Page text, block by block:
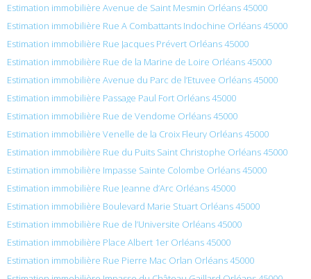
Estimation immobilière Avenue de Saint Mesmin Orléans 45000
Estimation immobilière Rue A Combattants Indochine Orléans 45000
Estimation immobilière Rue Jacques Prévert Orléans 45000
Estimation immobilière Rue de la Marine de Loire Orléans 45000
Estimation immobilière Avenue du Parc de l’Etuvee Orléans 45000
Estimation immobilière Passage Paul Fort Orléans 45000
Estimation immobilière Rue de Vendome Orléans 45000
Estimation immobilière Venelle de la Croix Fleury Orléans 45000
Estimation immobilière Rue du Puits Saint Christophe Orléans 45000
Estimation immobilière Impasse Sainte Colombe Orléans 45000
Estimation immobilière Rue Jeanne d’Arc Orléans 45000
Estimation immobilière Boulevard Marie Stuart Orléans 45000
Estimation immobilière Rue de l’Universite Orléans 45000
Estimation immobilière Place Albert 1er Orléans 45000
Estimation immobilière Rue Pierre Mac Orlan Orléans 45000